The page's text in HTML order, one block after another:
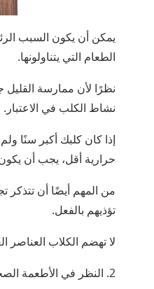
يمكن أن يكون السبب
الطعام التي يتناولونها.
نظرًا لأن ممارسة القليل
نشاط الكلب في الاعتبار.
إذا كان كلبك أكبر سنًا
حرارية أقل، يجب أن
من المهم أيضًا أن تتذكر
تؤذيهم بالفعل.
لا تهضم الكلاب العناصر
2. النظر في الأطعمة الصحية